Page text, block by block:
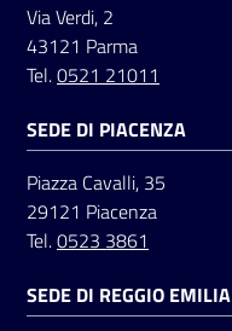
Seguici
su
Via Verdi, 2
43121 Parma
Tel.0521 21011
SEDE DI PIACENZA
Piazza Cavalli, 35
29121 Piacenza
Tel.0523 3861
SEDE DI REGGIO EMILIA